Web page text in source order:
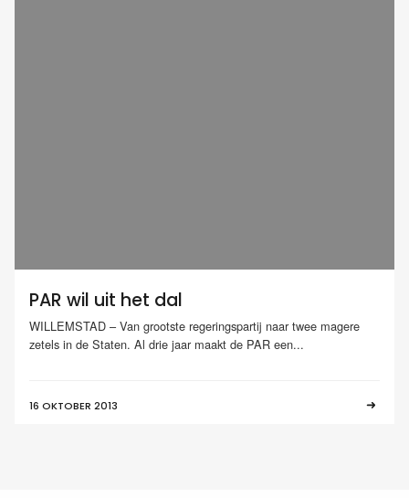
PAR wil uit het dal
WILLEMSTAD – Van grootste regeringspartij naar twee magere
zetels in de Staten. Al drie jaar maakt de PAR een...
16 OKTOBER 2013